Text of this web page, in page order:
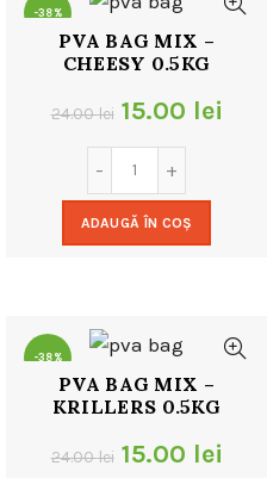
-38%
PVA BAG MIX –
CHEESY 0.5KG
24.00lei Prețul
inițial
a
fost:
15.00 lei
ADAUGĂ ÎN COȘ
-38%
PVA BAG MIX –
KRILLERS 0.5KG
24.00lei Prețul
15.00 lei